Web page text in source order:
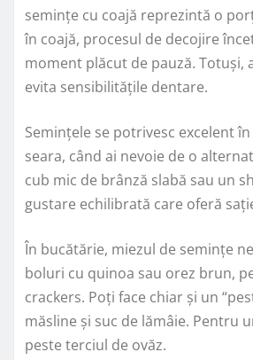
semințe cu coajă reprezintă o
în coajă, procesul de decojire
moment plăcut de pauză.
evita sensibilitățile dentare.
Semințele se potrivesc excelent
seara, când ai nevoie de o
cub mic de brânză slabă sau un
gustare echilibrată care oferă
În bucătărie, miezul de semințe
boluri cu quinoa sau orez brun,
crackers. Poți face chiar și un
măsline și suc de lămâie. Pentru
peste terciul de ovăz.